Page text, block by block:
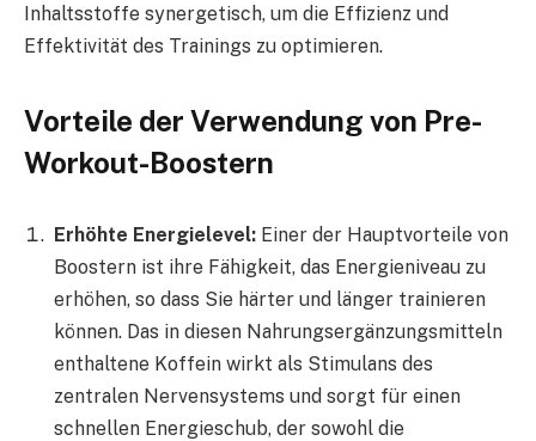
Inhaltsstoffe synergetisch, um die Effizienz und
Effektivität des Trainings zu optimieren.
Vorteile der Verwendung von Pre-
Workout-Boostern
Erhöhte Energielevel: Einer der Hauptvorteile von
Boostern ist ihre Fähigkeit, das Energieniveau zu
erhöhen, so dass Sie härter und länger trainieren
können. Das in diesen Nahrungsergänzungsmitteln
enthaltene Koffein wirkt als Stimulans des
zentralen Nervensystems und sorgt für einen
schnellen Energieschub, der sowohl die